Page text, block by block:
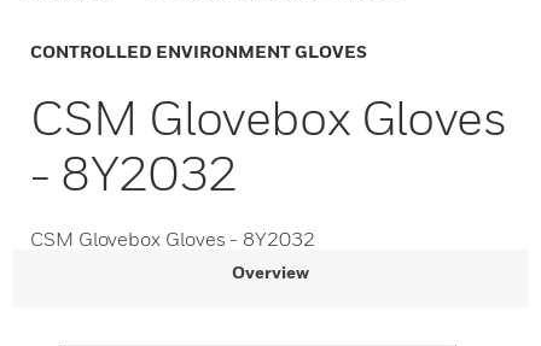
CONTROLLED ENVIRONMENT GLOVES
CSM Glovebox Gloves
- 8Y2032
CSM Glovebox Gloves - 8Y2032
Overview